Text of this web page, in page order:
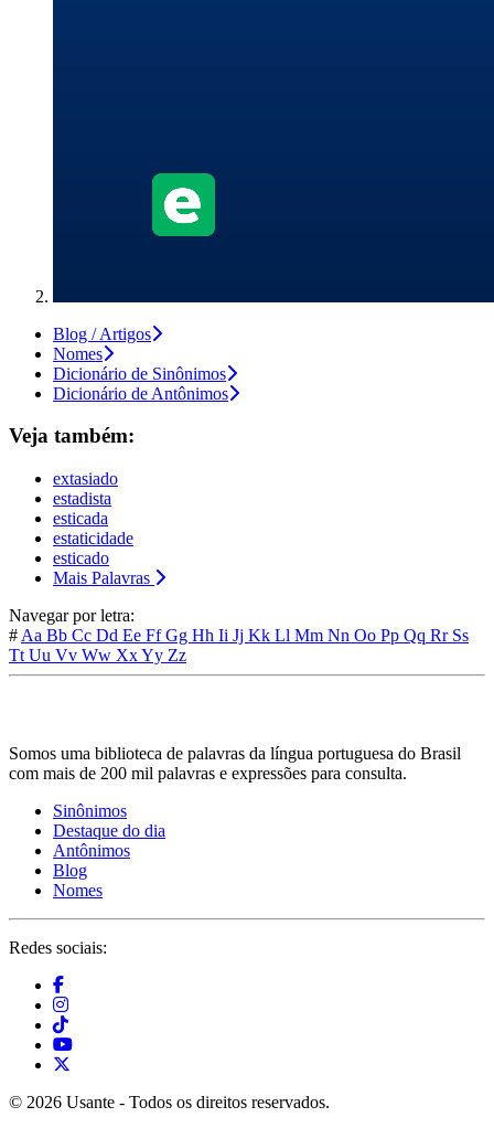
Blog / Artigos
Nomes
Dicionário de Sinônimos
Dicionário de Antônimos
Veja também:
extasiado
estadista
esticada
estaticidade
esticado
Mais Palavras
Navegar por letra:
# Aa Bb Cc Dd Ee FfGg Hh Ii Jj Kk Ll Mm Nn Oo Pp Qq Rr Ss
Tt Uu Vv Ww XxYy Zz
Somos uma biblioteca de palavras da língua portuguesa do Brasil
com mais de 200 mil palavras e expressões para consulta.
Sinônimos
Destaque do dia
Antônimos
Blog
Nomes
Redes sociais:
© 2026 Usante - Todos os direitos reservados.